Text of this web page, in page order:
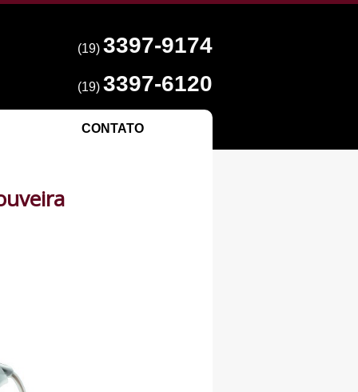
(19) 3397-9174
(19) 3397-6120
CONTATO